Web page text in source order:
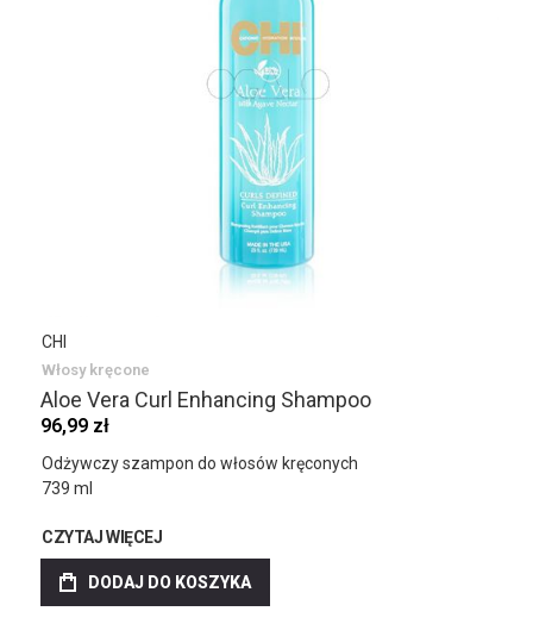
CHI
Włosy kręcone
Aloe Vera Curl Enhancing Shampoo
96,99 zł
Odżywczy szampon do włosów kręconych
739 ml
CZYTAJ WIĘCEJ
DODAJ DO KOSZYKA